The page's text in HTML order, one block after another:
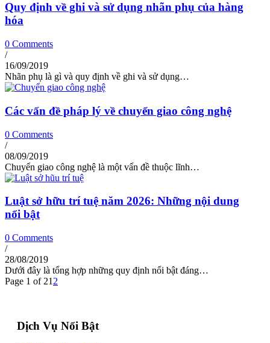
Quy định về ghi và sử dụng nhãn phụ của hàng
hóa
0 Comments
/
16/09/2019
Nhãn phụ là gì và quy định về ghi và sử dụng…
Các vấn đề pháp lý về chuyển giao công nghệ
0 Comments
/
08/09/2019
Chuyển giao công nghệ là một vấn đề thuộc lĩnh…
Luật sở hữu trí tuệ năm 2026: Những nội dung
nổi bật
0 Comments
/
28/08/2019
Dưới đây là tổng hợp những quy định nổi bật đáng…
Page 1 of 21 2
Dịch Vụ Nổi Bật